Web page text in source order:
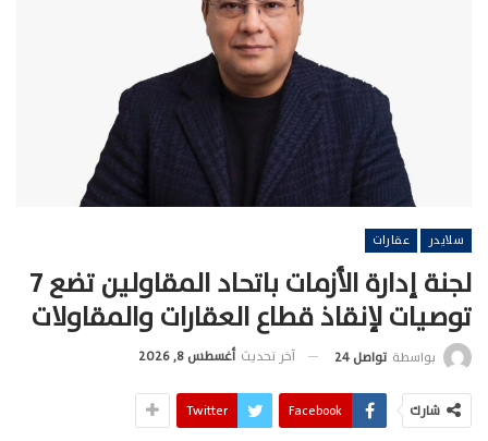
سلايدر عقارات
لجنة إدارة الأزمات باتحاد المقاولين تضع 7
توصيات لإنقاذ قطاع العقارات والمقاولات
بواسطة تواصل 24 آخر تحديث أغسطس 8, 2026
شارك Facebook
Twitter